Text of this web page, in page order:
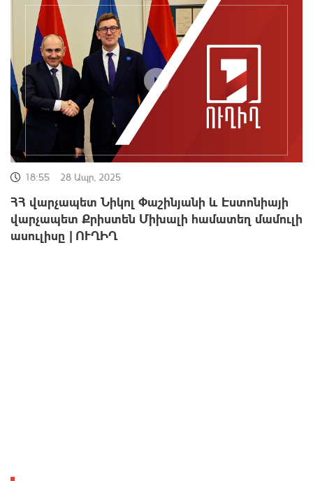
18:55 28 Ապր, 2025
ՀՀ վարչապետ Նիկոլ Փաշինյանի և Էստոնիայի
վարչապետ Քրիստեն Միխալի համատեղ մամուլի
ասուլիսը | ՈՒՂԻՂ